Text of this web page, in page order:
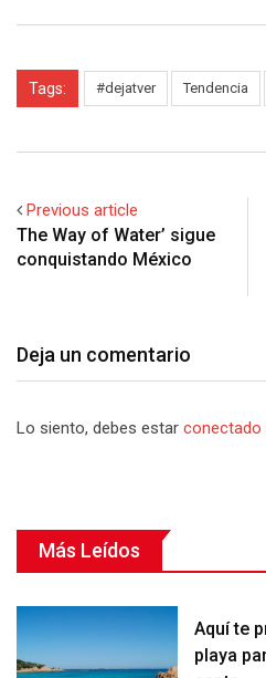
Tags: #dejatver Tendencia
Previous article
The Way of Water’ sigue
conquistando México
Deja un comentario
Lo siento, debes estar conectado
Más Leídos
Aquí te
playa